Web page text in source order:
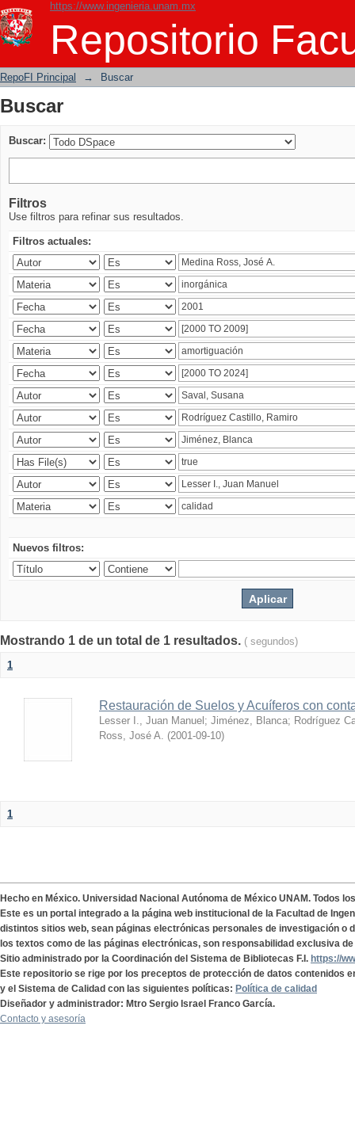
https://www.ingenieria.unam.mx
Repositorio
Buscar
RepoFI Principal → Buscar
Buscar
Buscar:
Filtros
Use filtros para refinar sus resultados.
Filtros actuales:
Nuevos filtros:
Mostrando 1 de un total de 1 resultados. ( segundos)
1
Restauración de Suelos y Acuíferos con
Lesser I., Juan Manuel ; Jiménez, Blanca; Rodríguez
Ross, José A. (2001-09-10)
1
Hecho en México. Universidad Nacional Autónoma de México UNAM. Todos
Este es un portal integrado a la página web institucional de la Facultad de
distintos sitios web, sean páginas electrónicas personales de investigación o
los textos como de las páginas electrónicas, son responsabilidad exclusiva
Sitio administrado por la Coordinación del Sistema de Bibliotecas F.I. https://
Este repositorio se rige por los preceptos de protección de datos contenidos
y el Sistema de Calidad con las siguientes políticas: Política de calidad
Diseñador y administrador: Mtro Sergio Israel Franco García.
Contacto y asesoría